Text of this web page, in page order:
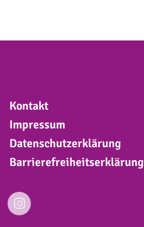
Kontakt
Impressum
Datenschutzerklärung
Barrierefreiheitserklärung